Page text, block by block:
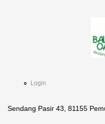
Login
Sendang Pasir 43, 81155